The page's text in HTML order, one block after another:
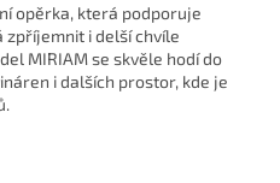
opěrka, která podporuje
zpříjemnit i delší chvíle
MIRIAM se skvěle hodí do
i dalších prostor, kde je